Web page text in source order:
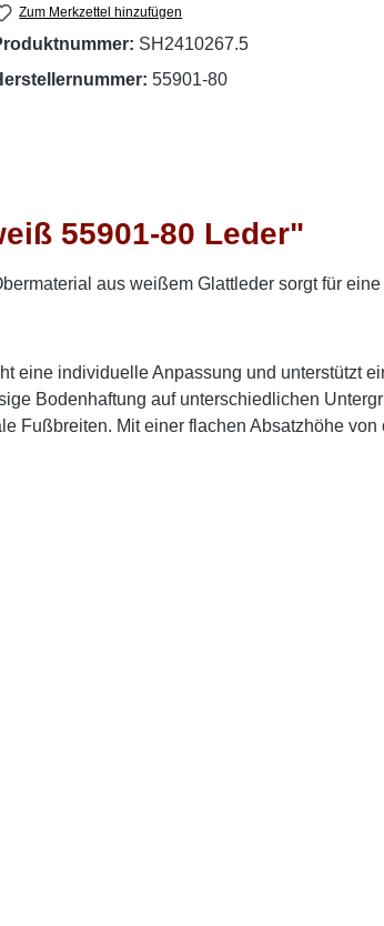
Zum Merkzettel hinzufügen
SH2410267.5
55901-80
55901-80 Leder"
aus weißem Glattleder sorgt für
eine individuelle Anpassung und unterstützt
Bodenhaftung auf unterschiedlichen
Fußbreiten. Mit einer flachen Absatzhöhe von